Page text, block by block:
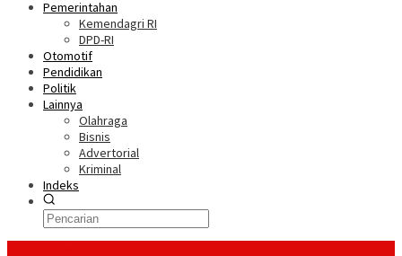
Pemerintahan
Kemendagri RI
DPD-RI
Otomotif
Pendidikan
Politik
Lainnya
Olahraga
Bisnis
Advertorial
Kriminal
Indeks